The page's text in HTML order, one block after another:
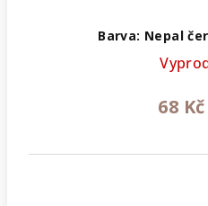
Barva: Nepal
68 Kč